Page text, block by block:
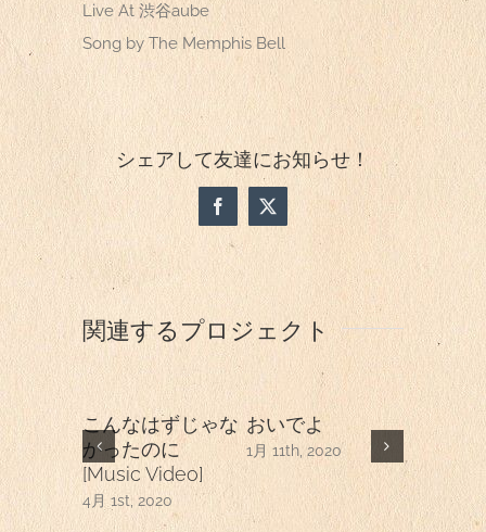
Live At 渋谷aube
Song by The Memphis Bell
シェアして友達にお知らせ！
Facebook
X
関連するプロジェクト
こんなはずじゃな
かったのに
[Music Video]
4月 1st, 2020
おいでよ
1月 11th, 2020
それか
1月 11th,